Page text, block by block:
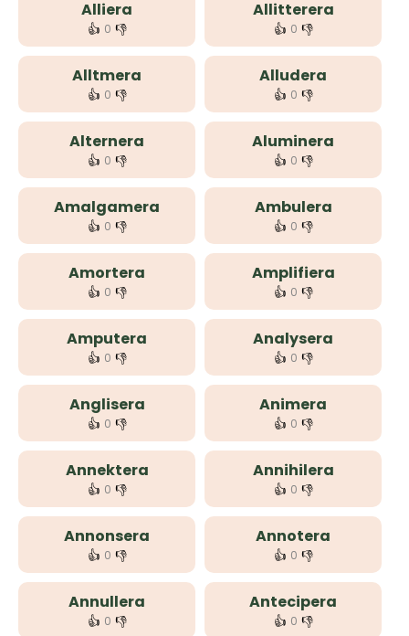
Alliera
👍 0 👎
Allitterera
👍 0 👎
Alltmera
👍 0 👎
Alludera
👍 0 👎
Alternera
👍 0 👎
Aluminera
👍 0 👎
Amalgamera
👍 0 👎
Ambulera
👍 0 👎
Amortera
👍 0 👎
Amplifiera
👍 0 👎
Amputera
👍 0 👎
Analysera
👍 0 👎
Anglisera
👍 0 👎
Animera
👍 0 👎
Annektera
👍 0 👎
Annihilera
👍 0 👎
Annonsera
👍 0 👎
Annotera
👍 0 👎
Annullera
👍 0 👎
Antecipera
👍 0 👎